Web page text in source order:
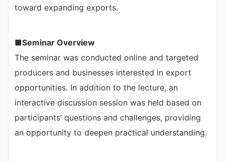
toward expanding exports.
■Seminar Overview
The seminar was conducted online and targeted
producers and businesses interested in export
opportunities. In addition to the lecture, an
interactive discussion session was held based on
participants’ questions and challenges, providing
an opportunity to deepen practical understanding.